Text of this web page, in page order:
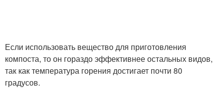
Если использовать вещество для приготовления
компоста, то он гораздо эффективнее остальных видов,
так как температура горения достигает почти 80
градусов.